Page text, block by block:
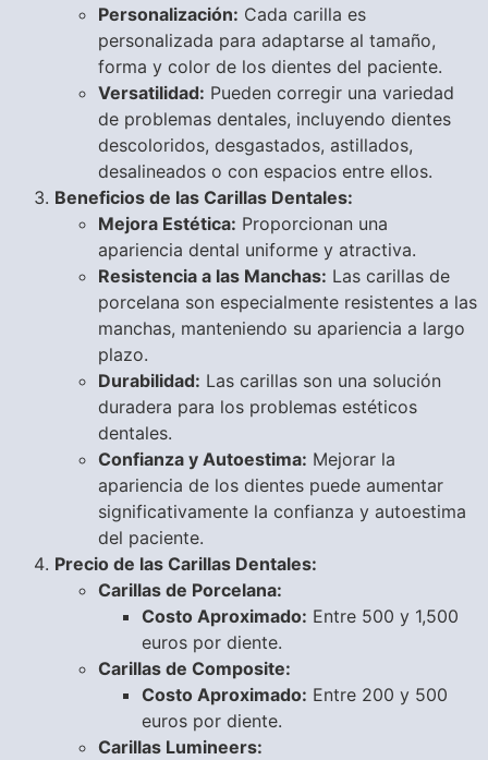
Personalización: Cada carilla es
personalizada para adaptarse al tamaño,
forma y color de los dientes del paciente.
Versatilidad: Pueden corregir una variedad
de problemas dentales, incluyendo dientes
descoloridos, desgastados, astillados,
desalineados o con espacios entre ellos.
Beneficios de las Carillas Dentales:
Mejora Estética: Proporcionan una
apariencia dental uniforme y atractiva.
Resistencia a las Manchas: Las carillas de
porcelana son especialmente resistentes a las
manchas, manteniendo su apariencia a largo
plazo.
Durabilidad: Las carillas son una solución
duradera para los problemas estéticos
dentales.
Confianza y Autoestima: Mejorar la
apariencia de los dientes puede aumentar
significativamente la confianza y autoestima
del paciente.
Precio de las Carillas Dentales:
Carillas de Porcelana:
Costo Aproximado: Entre 500 y 1,500
euros por diente.
Carillas de Composite:
Costo Aproximado: Entre 200 y 500
euros por diente.
Carillas Lumineers: